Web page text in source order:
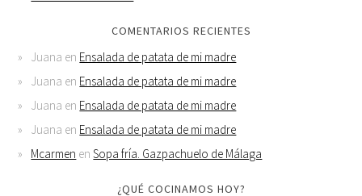
COMENTARIOS RECIENTES
Juana en Ensalada de patata de mi madre
Juana en Ensalada de patata de mi madre
Juana en Ensalada de patata de mi madre
Juana en Ensalada de patata de mi madre
Mcarmen enSopa fría. Gazpachuelo de Málaga
¿QUÉ COCINAMOS HOY?